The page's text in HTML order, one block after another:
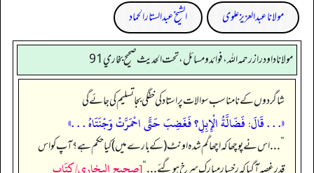
مولانا عبد العزیز علوی الشیخ عبدالستار الحماد
مولانا داود راز رحمه الله، فوائد و مسائل، تحت الحديث صحيح بخاري 91
شاگردوں کے نامناسب سوالات پر استاد کی خفگی بجا تسلیم کی جائے گی
«. . . قَالَ: فَضَالَّةُ الْإِبِلِ؟ فَغَضِبَ حَتَّى احْمَرَّتْ وَجْنَتَاهُ . . .»
”. . . اس نے پوچھا کہ اچھا گم شدہ اونٹ (کے بارے میں) کیا حکم ہے؟ آپ کو اس